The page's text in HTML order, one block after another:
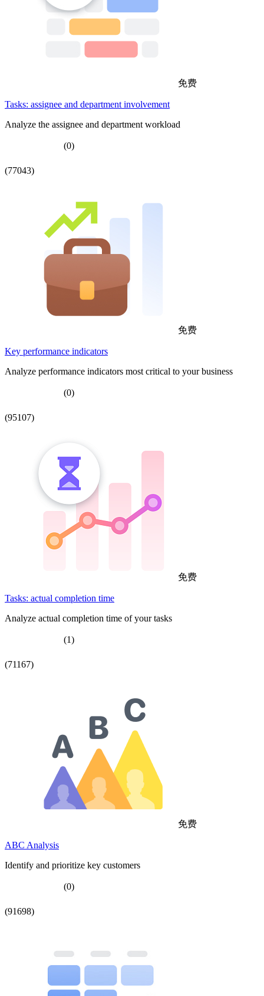
免费
Tasks: assignee and department involvement
Analyze the assignee and department workload
(0)
(77043)
免费
Key performance indicators
Analyze performance indicators most critical to your business
(0)
(95107)
免费
Tasks: actual completion time
Analyze actual completion time of your tasks
(1)
(71167)
免费
ABC Analysis
Identify and prioritize key customers
(0)
(91698)